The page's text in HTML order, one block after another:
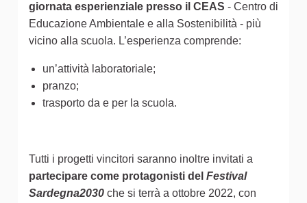
giornata esperienziale presso il CEAS - Centro di
Educazione Ambientale e alla Sostenibilità - più
vicino alla scuola. L’esperienza comprende:
un’attività laboratoriale;
pranzo;
trasporto da e per la scuola.
Tutti i progetti vincitori saranno inoltre invitati a
partecipare come protagonisti del Festival
Sardegna2030 che si terrà a ottobre 2022, con